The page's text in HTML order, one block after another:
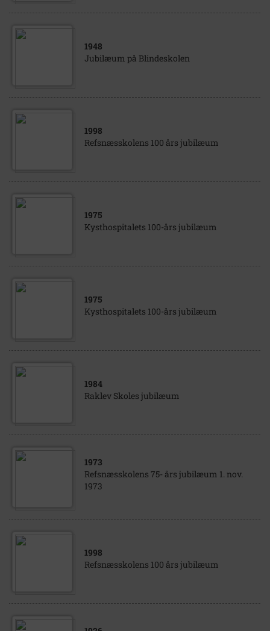
1948
Jubilæum på Blindeskolen
1998
Refsnæsskolens 100 års jubilæum
1975
Kysthospitalets 100-års jubilæum
1975
Kysthospitalets 100-års jubilæum
1984
Raklev Skoles jubilæum
1973
Refsnæsskolens 75- års jubilæum 1. nov.
1973
1998
Refsnæsskolens 100 års jubilæum